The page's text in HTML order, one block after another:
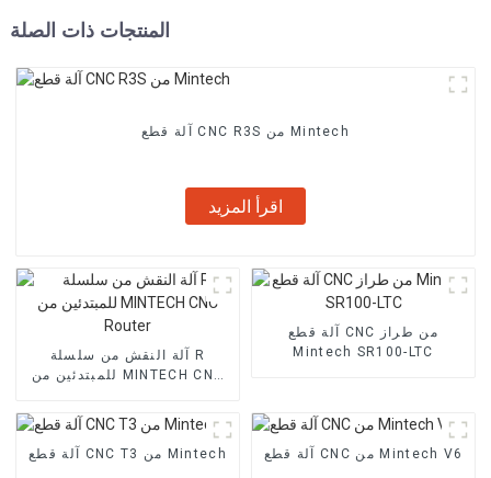
المنتجات ذات الصلة
آلة قطع CNC R3S من Mintech
اقرأ المزيد
آلة النقش من سلسلة R
للمبتدئين من MINTECH CNC
آلة قطع CNC من طراز
Mintech SR100-LTC
آلة قطع CNC T3 من Mintech آلة قطع CNC من Mintech V6